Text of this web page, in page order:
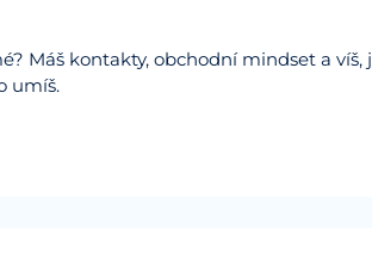
Máš kontakty, obchodní mindset a víš,
umíš.